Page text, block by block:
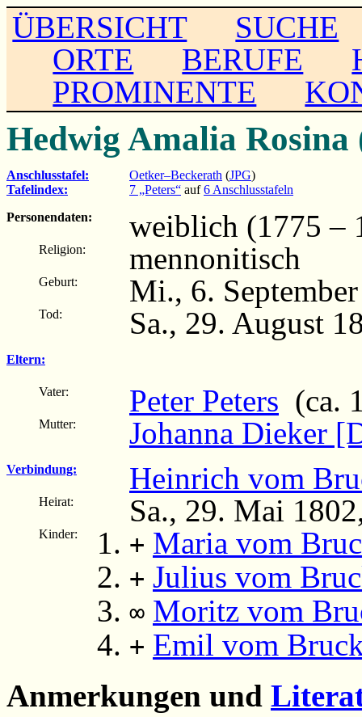
ÜBERSICHT
SUCHE
ORTE
BERUFE
PROMINENTE
Hedwig Amalia Rosina
Anschlusstafel: Oetker–Beckerath (JPG)
Tafelindex:
7 „Peters“ auf6 Anschlusstafeln
Personendaten:
weiblich (1775 –
Religion: mennonitisch
Geburt: Mi., 6.
Tod: Sa., 29. August
Eltern:
Vater: Peter Peters (ca.
Mutter: Johanna Dieker
Verbindung: Heinrich vom
Heirat: Sa., 29. Mai
Kinder: + Maria vom
+ Julius vom
∞ Moritz vom
+ Emil vom
Anmerkungen und